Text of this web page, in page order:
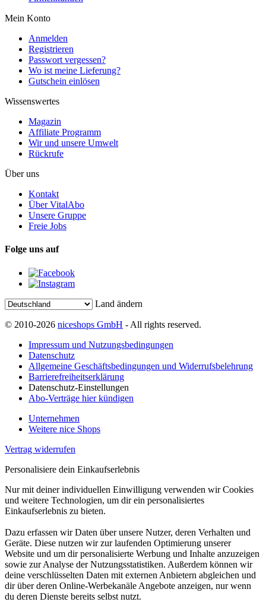
Mein Konto
Anmelden
Registrieren
Passwort vergessen?
Wo ist meine Lieferung?
Gutschein einlösen
Wissenswertes
Magazin
Affiliate Programm
Wir und unsere Umwelt
Rückrufe
Über uns
Kontakt
Über VitalAbo
Unsere Gruppe
Freie Jobs
Folge uns auf
Land ändern
© 2010-2026 niceshops GmbH - All rights reserved.
Impressum und Nutzungsbedingungen
Datenschutz
Allgemeine Geschäftsbedingungen und Widerrufsbelehrung
Barrierefreiheitserklärung
Datenschutz-Einstellungen
Abo-Verträge hier kündigen
Unternehmen
Weitere nice Shops
Vertrag widerrufen
Personalisiere dein Einkaufserlebnis
Nur mit deiner individuellen Einwilligung verwenden wir Cookies
und weitere Technologien, um dir ein personalisiertes
Einkaufserlebnis zu bieten.
Dazu erfassen wir Daten über unsere Nutzer, deren Verhalten und
Geräte. Diese nutzen wir zur laufenden Optimierung unserer
Website und um dir personalisierte Werbung und Inhalte anzuzeigen
sowie zur Analyse der Nutzungsstatistiken. Außerdem können wir
deine verschlüsselten Daten mit externen Anbietern abgleichen und
dir über deren Online-Werbekanäle Angebote anzeigen, nur wenn
du deren Dienste bereits selbst nutzt.